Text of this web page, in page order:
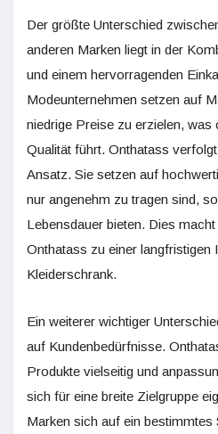
Der größte Unterschied
anderen Marken liegt in der
und einem hervorragenden
Modeunternehmen setzen auf
niedrige Preise zu erzielen, was
Qualität führt. Onthatass
Ansatz. Sie setzen auf
nur angenehm zu tragen sind,
Lebensdauer bieten. Dies
Onthatass zu einer langfristigen
Kleiderschrank.
Ein weiterer wichtiger
auf Kundenbedürfnisse.
Produkte vielseitig und
sich für eine breite Zielgruppe
Marken sich auf ein bestimmtes